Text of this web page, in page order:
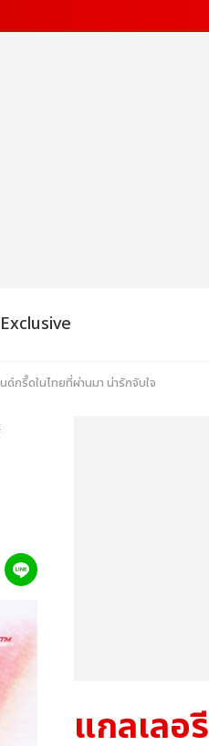
Exclusive
กรี๊ดในไทยที่ผ่านมา น่ารักจับใจ
แกลเลอรี